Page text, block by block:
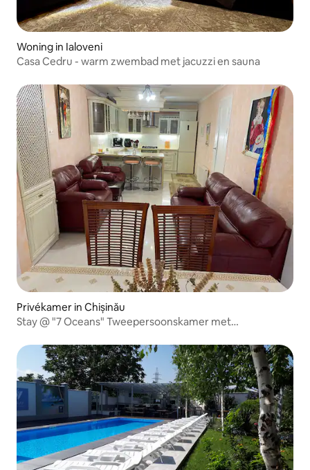
Woning in Ialoveni
Casa Cedru - warm zwembad met jacuzzi en sauna
Privékamer in Chișinău
Stay @ "7 Oceans" Tweepersoonskamer met